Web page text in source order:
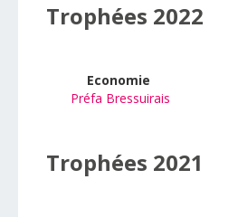
Trophées 2022
Economie
Préfa Bressuirais
Trophées 2021